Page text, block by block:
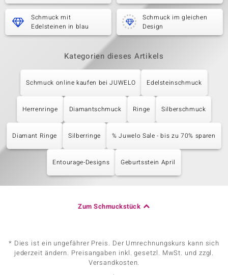
Schmuck mit
Edelsteinen in blau
Schmuck im gleichen
Design
Kategorien dieses Artikels
Schmuck online kaufen bei JUWELO Edelsteinschmuck
Herrenringe Diamantschmuck Ringe Silberschmuck
Diamant Ringe Silberringe % Juwelo Sale - bis zu 70% sparen
Entourage-Designs Geburtsstein April
Zum Schmuckstück
* Dies ist ein ungefährer Preis. Der Umrechnungskurs kann sich
jederzeit ändern. Preisangaben inkl. gesetzl. MwSt. und zzgl.
Versandkosten.